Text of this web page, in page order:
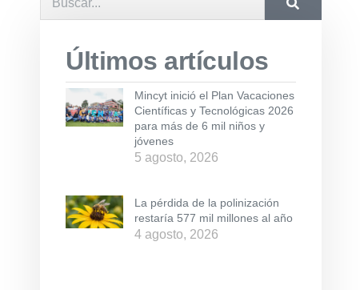
Últimos artículos
Mincyt inició el Plan Vacaciones
Científicas y Tecnológicas 2026
para más de 6 mil niños y
jóvenes
5 agosto, 2026
La pérdida de la polinización
restaría 577 mil millones al año
4 agosto, 2026